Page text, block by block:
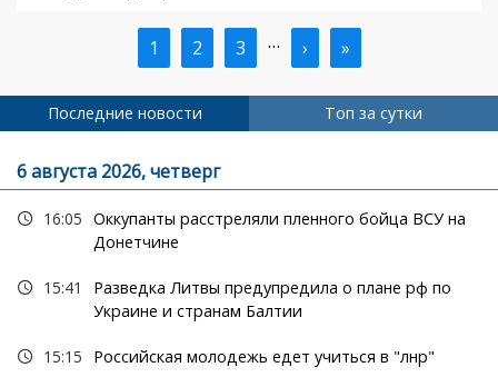
Текущая
страница
1 Страница
2 Страница
3 … Следующая
страница
› Последняя
страница
»
Последние новости Топ за сутки
6 августа 2026, четверг
16:05 Оккупанты расстреляли пленного бойца ВСУ на
Донетчине
15:41
Разведка Литвы предупредила о плане рф по
Украине и странам Балтии
15:15 Российская молодежь едет учиться в "лнр"